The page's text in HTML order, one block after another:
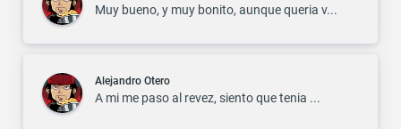
Muy bueno, y muy bonito, aunque queria v...
Alejandro Otero
A mi me paso al revez, siento que tenia ...